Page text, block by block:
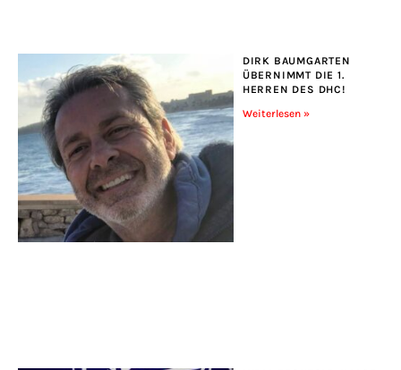
DIRK BAUMGARTEN
ÜBERNIMMT DIE 1.
HERREN DES DHC!
Weiterlesen »